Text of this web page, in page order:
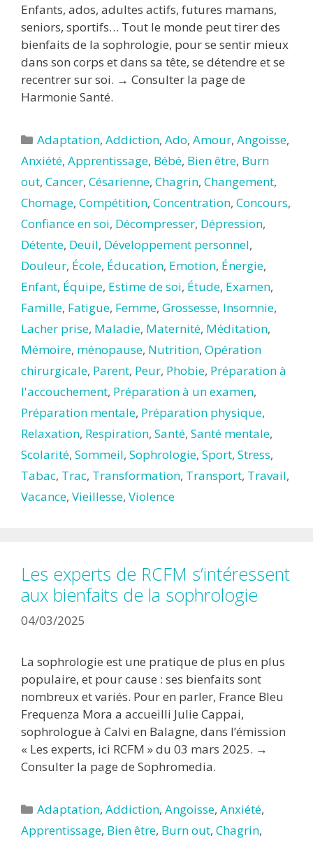
Enfants, ados, adultes actifs, futures mamans,
seniors, sportifs… Tout le monde peut tirer des
bienfaits de la sophrologie, pour se sentir mieux
dans son corps et dans sa tête, se détendre et se
recentrer sur soi. → Consulter la page de
Harmonie Santé.
Catégories
Adaptation,Addiction,Ado,Amour,Angoisse,
Anxiété, Apprentissage, Bébé, Bien être, Burn
out, Cancer, Césarienne, Chagrin, Changement,
Chomage, Compétition, Concentration, Concours,
Confiance en soi, Décompresser, Dépression,
Détente, Deuil, Développement personnel,
Douleur, École, Éducation, Emotion, Énergie,
Enfant, Équipe, Estime de soi, Étude, Examen,
Famille, Fatigue, Femme, Grossesse, Insomnie,
Lacher prise, Maladie, Maternité, Méditation,
Mémoire, ménopause, Nutrition, Opération
chirurgicale, Parent, Peur, Phobie, Préparation à
l'accouchement, Préparation à un examen,
Préparation mentale, Préparation physique,
Relaxation, Respiration, Santé, Santé mentale,
Scolarité, Sommeil, Sophrologie, Sport, Stress,
Tabac, Trac, Transformation, Transport, Travail,
Vacance, Vieillesse, Violence
Les experts de RCFM s’intéressent
aux bienfaits de la sophrologie
04/03/2025
La sophrologie est une pratique de plus en plus
populaire, et pour cause : ses bienfaits sont
nombreux et variés. Pour en parler, France Bleu
Frequenza Mora a accueilli Julie Cappai,
sophrologue à Calvi en Balagne, dans l’émission
« Les experts, ici RCFM » du 03 mars 2025. →
Consulter la page de Sophromedia.
Catégories
Adaptation,Addiction,Angoisse,Anxiété,
Apprentissage, Bien être, Burn out, Chagrin,